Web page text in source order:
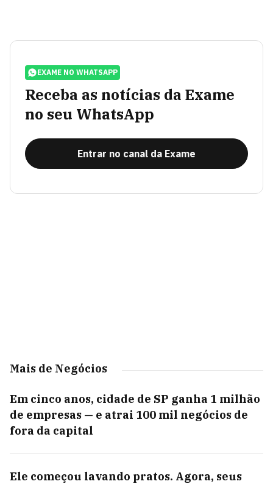
EXAME NO WHATSAPP
Receba as notícias da Exame
no seu WhatsApp
Entrar no canal da Exame
Mais de Negócios
Em cinco anos, cidade de SP ganha 1 milhão
de empresas — e atrai 100 mil negócios de
fora da capital
Ele começou lavando pratos. Agora, seus